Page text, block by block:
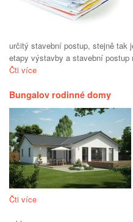
určitý stavební postup, stejně tak
etapy výstavby a stavební postup
Čti více
Bungalov rodinné domy
Čti více